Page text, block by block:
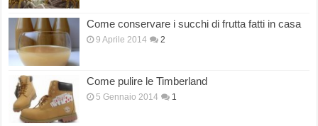
Come conservare i succhi di frutta fatti in casa
9 Aprile 2014 2
Come pulire le Timberland
5 Gennaio 2014 1